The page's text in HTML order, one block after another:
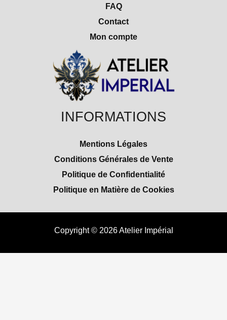
FAQ
Contact
Mon compte
INFORMATIONS
Mentions Légales
Conditions Générales de Vente
Politique de Confidentialité
Politique en Matière de Cookies
Copyright © 2026 Atelier Impérial